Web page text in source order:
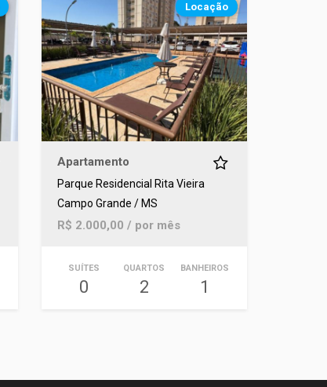
Locação
Apartamento
Parque Residencial Rita Vieira
Campo Grande / MS
R$ 2.000,00 / por mês
SUÍTES
0
QUARTOS
2
BANHEIROS
1